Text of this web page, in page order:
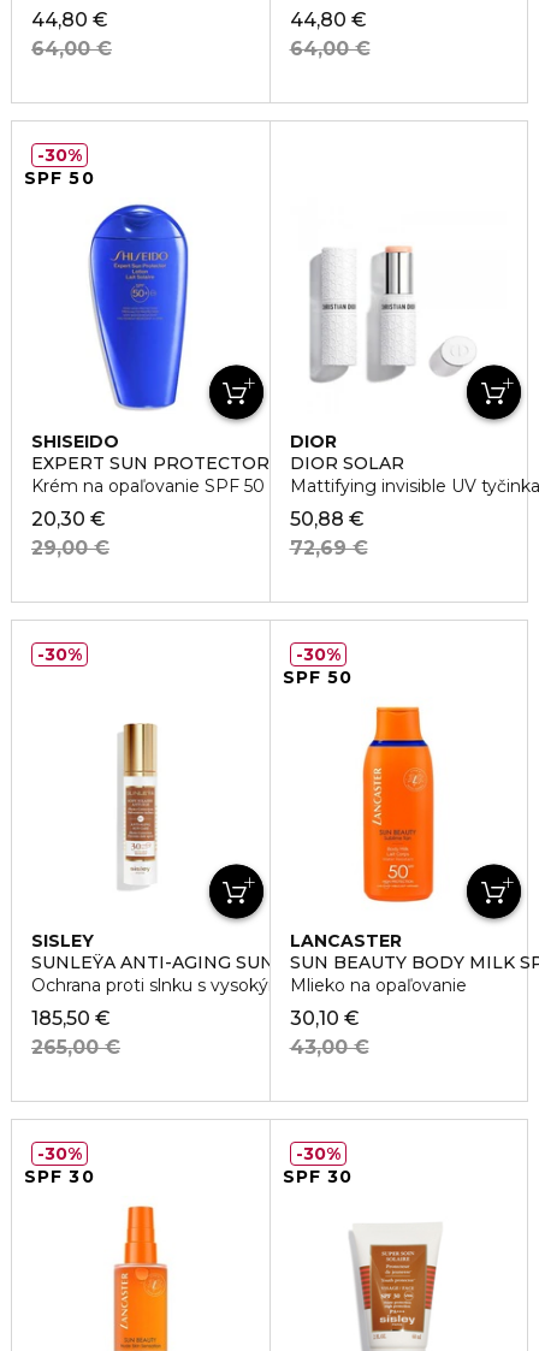
44,80 €
64,00 €
44,80 €
64,00 €
SPF 50
SHISEIDO
EXPERT SUN PROTECTOR LOTION SPF 50
Krém na opaľovanie SPF 50
20,30 €
29,00 €
30%
DIOR
DIOR SOLAR
Mattifying invisible UV
50,88 €
72,69 €
SISLEY
SUNLEŸA ANTI-AGING SUN CARE SPF30
Ochrana proti slnku s vysokým ochranným faktorom
185,50 €
265,00 €
30%
SPF 50
LANCASTER
SUN BEAUTY BODY MILK
Mlieko na opaľovanie
30,10 €
43,00 €
30%
SPF 30
30%
SPF 30
30%